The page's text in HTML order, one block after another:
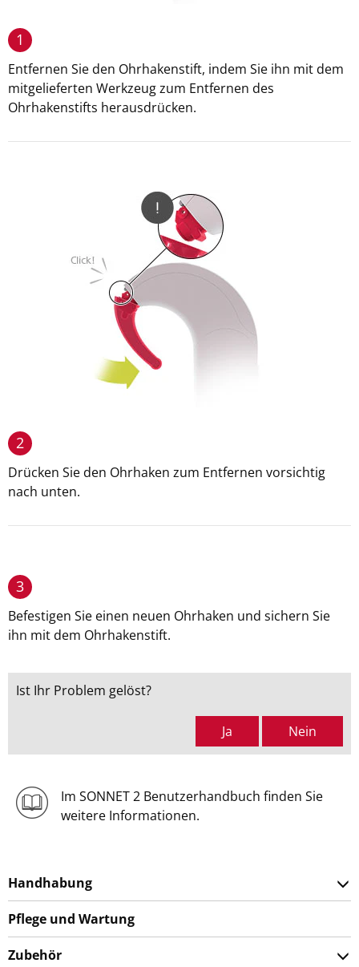
1
Entfernen Sie den Ohrhakenstift, indem Sie ihn mit dem
mitgelieferten Werkzeug zum Entfernen des
Ohrhakenstifts herausdrücken.
2
Drücken Sie den Ohrhaken zum Entfernen vorsichtig
nach unten.
3
Befestigen Sie einen neuen Ohrhaken und sichern Sie
ihn mit dem Ohrhakenstift.
Ist Ihr Problem gelöst?
Ja Nein
Im SONNET 2 Benutzerhandbuch finden Sie
weitere Informationen.
Handhabung
Pflege und Wartung
Zubehör